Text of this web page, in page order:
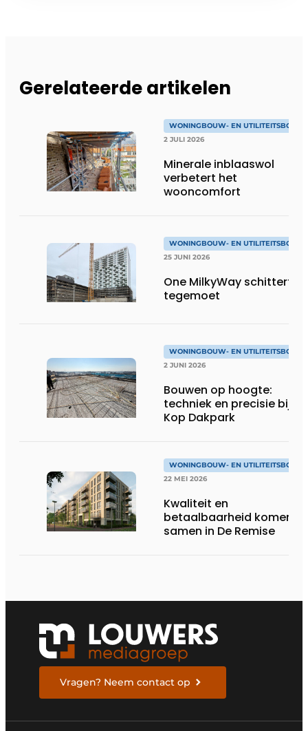
Gerelateerde artikelen
WONINGBOUW- EN UTILITEITSBOUW
2 JULI 2026
Minerale inblaaswol
verbetert het
wooncomfort
WONINGBOUW- EN UTILITEITSBOUW
25 JUNI 2026
One MilkyWay schittert je
tegemoet
WONINGBOUW- EN UTILITEITSBOUW
2 JUNI 2026
Bouwen op hoogte:
techniek en precisie bij
Kop Dakpark
WONINGBOUW- EN UTILITEITSBOUW
22 MEI 2026
Kwaliteit en
betaalbaarheid komen
samen in De Remise
Vragen? Neem contact op